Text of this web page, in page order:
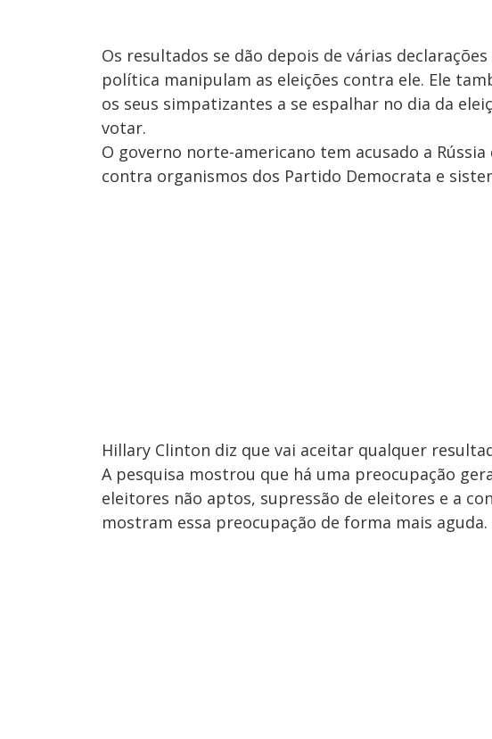
Os resultados se dão depois de várias
política manipulam as eleições contra ele. Ele
os seus simpatizantes a se espalhar no dia da
votar.
O governo norte-americano tem acusado a
contra organismos dos Partido Democrata e
Hillary Clinton diz que vai aceitar qualquer
A pesquisa mostrou que há uma preocupação
eleitores não aptos, supressão de eleitores e a
mostram essa preocupação de forma mais aguda.